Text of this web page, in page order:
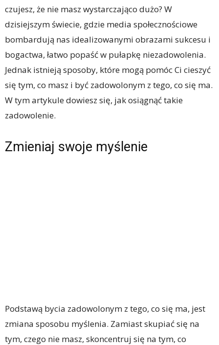
czujesz, że nie masz wystarczająco dużo? W
dzisiejszym świecie, gdzie media społecznościowe
bombardują nas idealizowanymi obrazami sukcesu i
bogactwa, łatwo popaść w pułapkę niezadowolenia.
Jednak istnieją sposoby, które mogą pomóc Ci cieszyć
się tym, co masz i być zadowolonym z tego, co się ma.
W tym artykule dowiesz się, jak osiągnąć takie
zadowolenie.
Zmieniaj swoje myślenie
Podstawą bycia zadowolonym z tego, co się ma, jest
zmiana sposobu myślenia. Zamiast skupiać się na
tym, czego nie masz, skoncentruj się na tym, co